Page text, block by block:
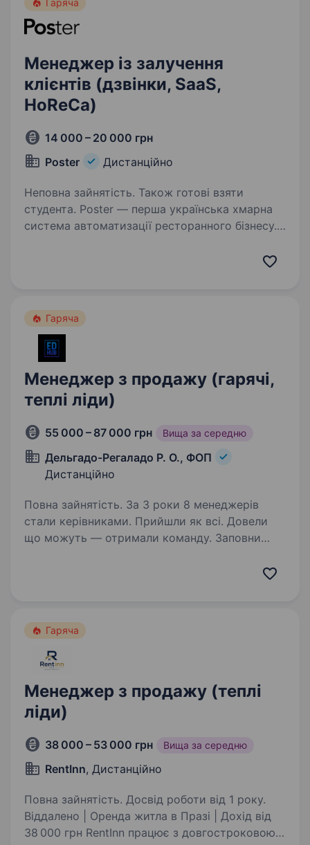
Гаряча
Менеджер із залучення
клієнтів (дзвінки, SaaS,
HoReCa)
14 000 – 20 000 грн
Poster
Дистанційно
Неповна зайнятість. Також готові взяти
студента. Poster — перша українська хмарна
система автоматизації ресторанного бізнесу.
динозаврів із серверами в коморах на просте і
Гаряча
Менеджер з продажу (гарячі,
теплі ліди)
55 000 – 87 000 грн Вища за середню
Дельгадо-Регаладо Р. О., ФОП
Дистанційно
Повна зайнятість. За 3 роки 8 менеджерів
стали керівниками. Прийшли як всі. Довели
що можуть — отримали команду. Заповни
Гаряча
Менеджер з продажу (теплі
ліди)
38 000 – 53 000 грн Вища за середню
RentInn, Дистанційно
Повна зайнятість. Досвід роботи від 1 року.
Віддалено | Оренда житла в Празі | Дохід вiд
38 000 грн RentInn працює з довгостроковою